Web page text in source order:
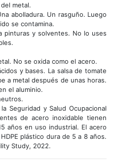
metal.
abolladura. Un rasguño. Luego
se contamina.
pinturas y solventes. No lo uses
No se oxida como el acero.
y bases. La salsa de tomate
a metal después de unas horas.
el aluminio.
Seguridad y Salud Ocupacional
de acero inoxidable tienen
años en uso industrial. El acero
plástico dura de 5 a 8 años.
Study, 2022.